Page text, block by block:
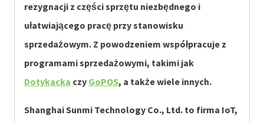
rezygnacji z części sprzętu niezbędnego i
ułatwiającego pracę przy stanowisku
sprzedażowym. Z powodzeniem współpracuje z
programami sprzedażowymi, takimi jak
Dotykacka czy GoPOS, a także wiele innych.
Shanghai Sunmi Technology Co., Ltd. to firma IoT,